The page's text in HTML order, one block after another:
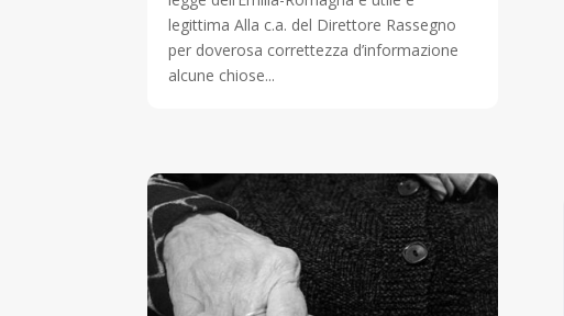
legittima Alla c.a. del Direttore Rassegno
per doverosa correttezza d’informazione
alcune chiose...